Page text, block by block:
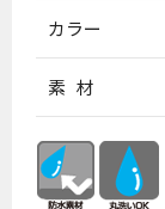
カラー
素 材